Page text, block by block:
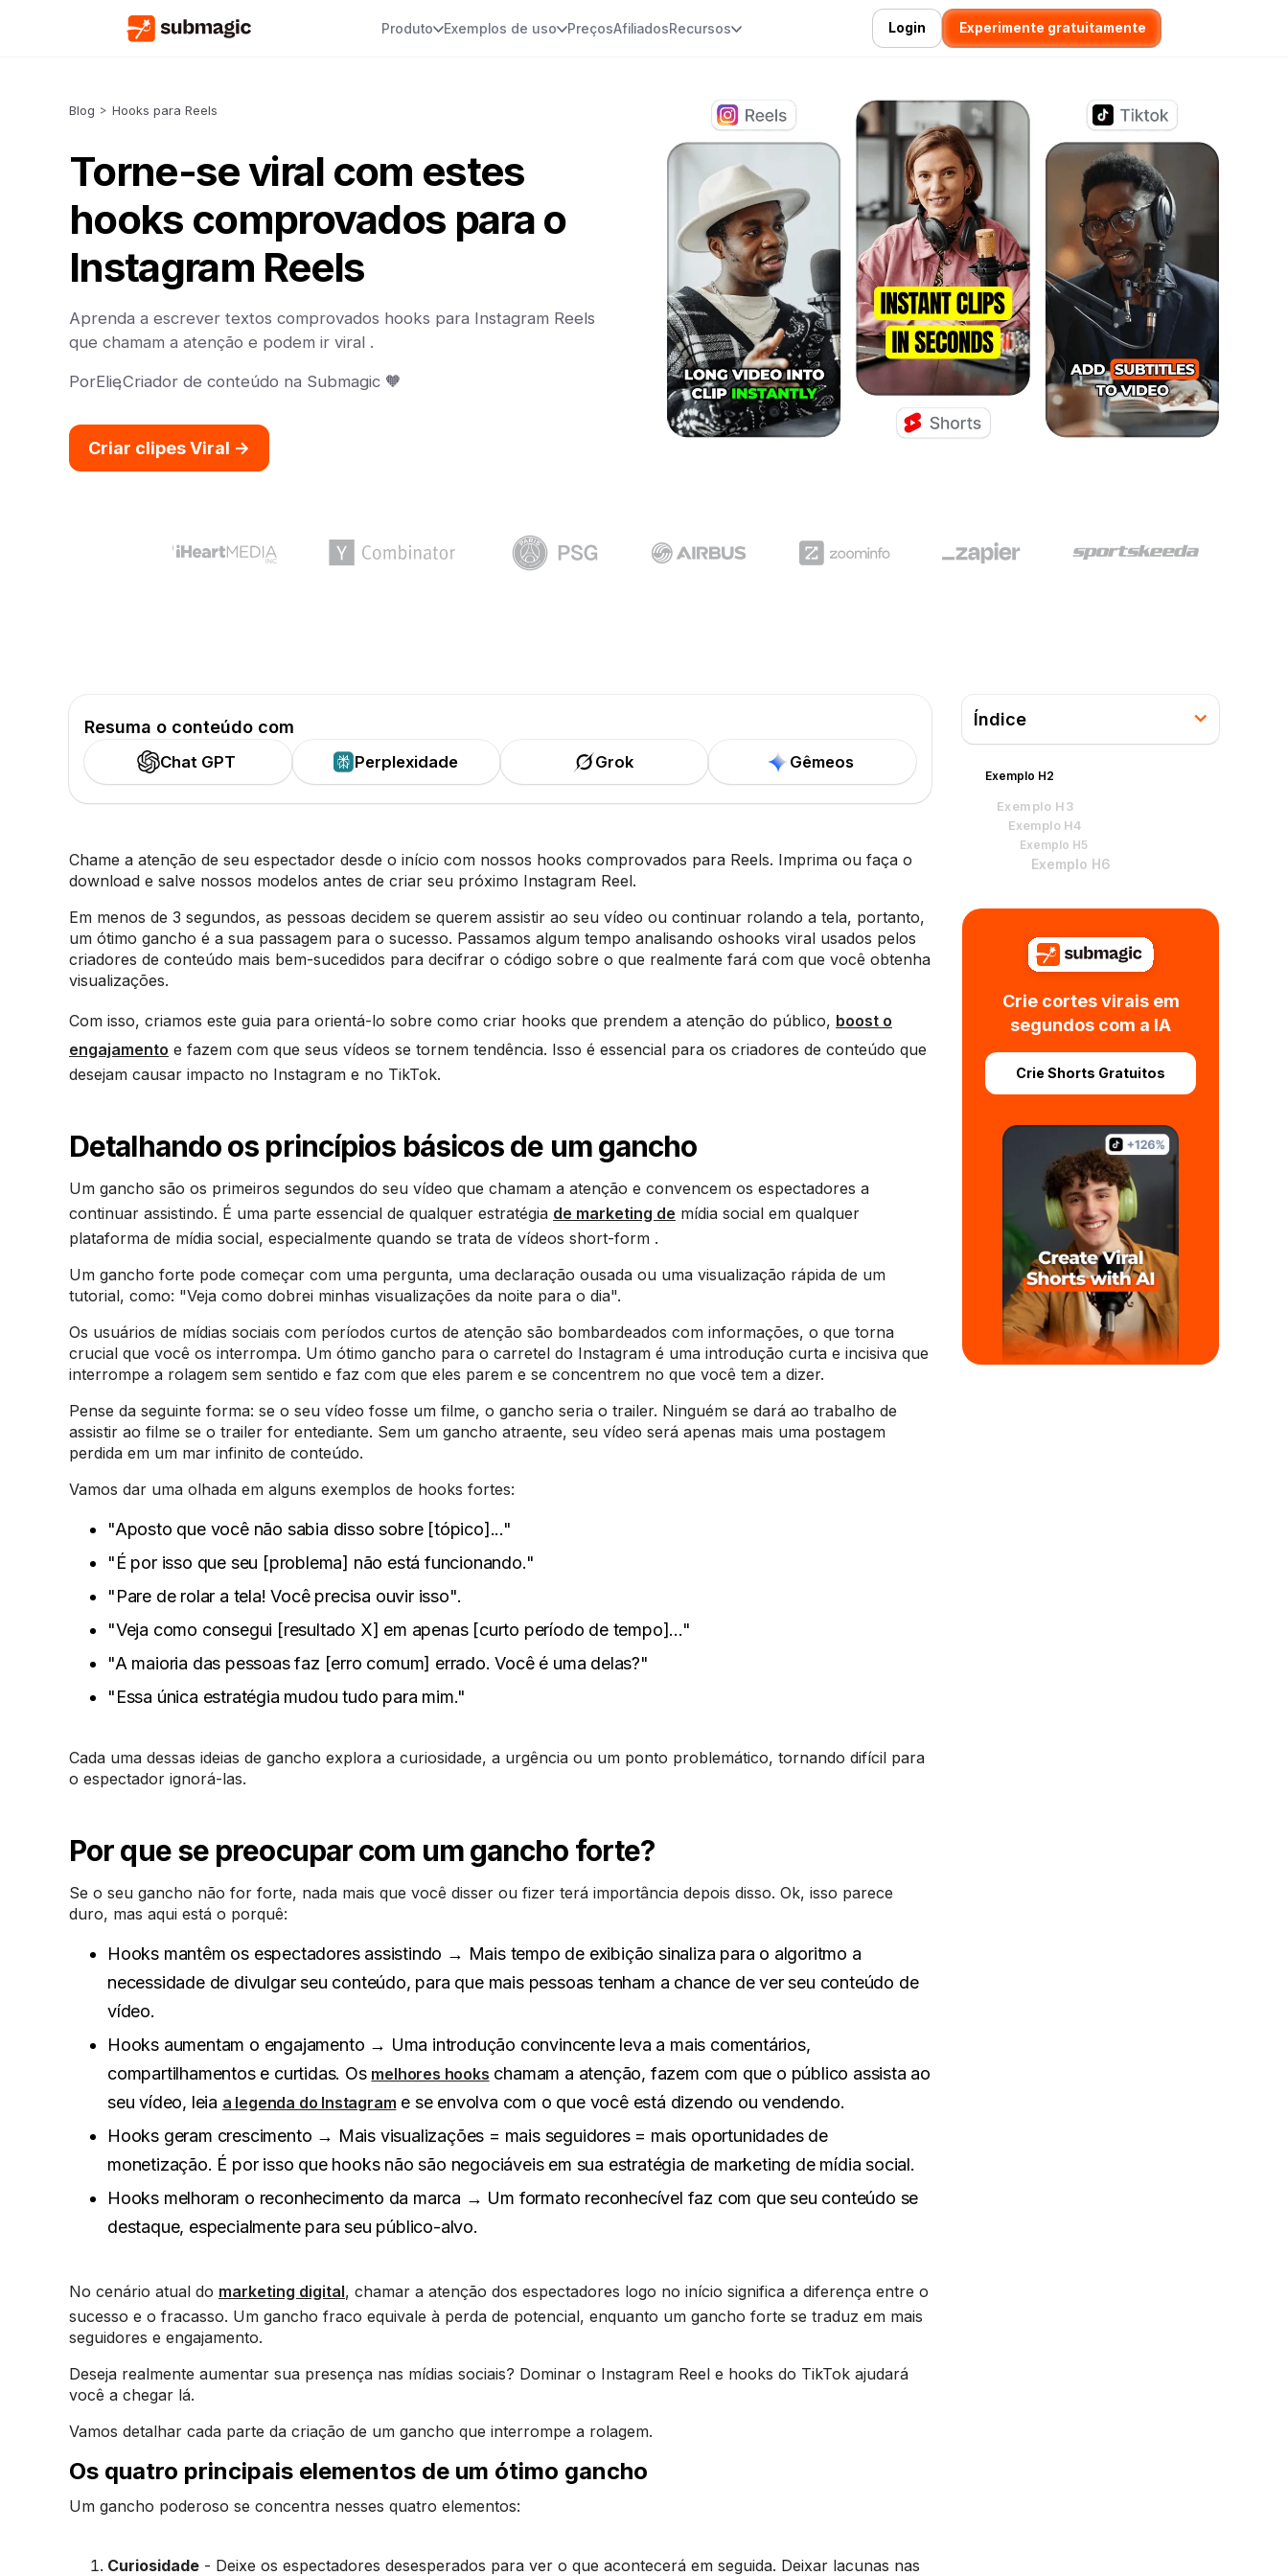
Produto Exemplos de uso PreçosAfiliadosRecursos Login Experimente gratuitamente
Blog > Hooks para Reels
Torne-se viral com estes
hooks comprovados para o
Instagram Reels
Aprenda a escrever textos comprovados hooks para Instagram Reels
que chamam a atenção e podem ir viral .
PorElie,Criador de conteúdo na Submagic 🧡
Criar clipes Viral ->
Resuma o conteúdo com
Chat GPT Perplexidade Grok Gêmeos
Chame a atenção de seu espectador desde o início com nossos hooks comprovados para Reels. Imprima ou faça o
download e salve nossos modelos antes de criar seu próximo Instagram Reel.
Em menos de 3 segundos, as pessoas decidem se querem assistir ao seu vídeo ou continuar rolando a tela, portanto,
um ótimo gancho é a sua passagem para o sucesso. Passamos algum tempo analisando oshooks viral usados pelos
criadores de conteúdo mais bem-sucedidos para decifrar o código sobre o que realmente fará com que você obtenha
visualizações.
Com isso, criamos este guia para orientá-lo sobre como criar hooks que prendem a atenção do público, boost o
engajamento e fazem com que seus vídeos se tornem tendência. Isso é essencial para os criadores de conteúdo que
desejam causar impacto no Instagram e no TikTok.
Detalhando os princípios básicos de um gancho
Um gancho são os primeiros segundos do seu vídeo que chamam a atenção e convencem os espectadores a
continuar assistindo. É uma parte essencial de qualquer estratégia de marketing de mídia social em qualquer
plataforma de mídia social, especialmente quando se trata de vídeos short-form .
Um gancho forte pode começar com uma pergunta, uma declaração ousada ou uma visualização rápida de um
tutorial, como: "Veja como dobrei minhas visualizações da noite para o dia".
Os usuários de mídias sociais com períodos curtos de atenção são bombardeados com informações, o que torna
crucial que você os interrompa. Um ótimo gancho para o carretel do Instagram é uma introdução curta e incisiva que
interrompe a rolagem sem sentido e faz com que eles parem e se concentrem no que você tem a dizer.
Pense da seguinte forma: se o seu vídeo fosse um filme, o gancho seria o trailer. Ninguém se dará ao trabalho de
assistir ao filme se o trailer for entediante. Sem um gancho atraente, seu vídeo será apenas mais uma postagem
perdida em um mar infinito de conteúdo.
Vamos dar uma olhada em alguns exemplos de hooks fortes:
"Aposto que você não sabia disso sobre [tópico]..."
"É por isso que seu [problema] não está funcionando."
"Pare de rolar a tela! Você precisa ouvir isso".
"Veja como consegui [resultado X] em apenas [curto período de tempo]..."
"A maioria das pessoas faz [erro comum] errado. Você é uma delas?"
"Essa única estratégia mudou tudo para mim."
Cada uma dessas ideias de gancho explora a curiosidade, a urgência ou um ponto problemático, tornando difícil para
o espectador ignorá-las.
Por que se preocupar com um gancho forte?
Se o seu gancho não for forte, nada mais que você disser ou fizer terá importância depois disso. Ok, isso parece
duro, mas aqui está o porquê:
Hooks mantêm os espectadores assistindo → Mais tempo de exibição sinaliza para o algoritmo a
necessidade de divulgar seu conteúdo, para que mais pessoas tenham a chance de ver seu conteúdo de
vídeo.
Hooks aumentam o engajamento → Uma introdução convincente leva a mais comentários,
compartilhamentos e curtidas. Os melhores hooks chamam a atenção, fazem com que o público assista ao
seu vídeo, leia a legenda do Instagram e se envolva com o que você está dizendo ou vendendo.
Hooks geram crescimento → Mais visualizações = mais seguidores = mais oportunidades de
monetização. É por isso que hooks não são negociáveis em sua estratégia de marketing de mídia social.
Hooks melhoram o reconhecimento da marca → Um formato reconhecível faz com que seu conteúdo se
destaque, especialmente para seu público-alvo.
No cenário atual do marketing digital, chamar a atenção dos espectadores logo no início significa a diferença entre o
sucesso e o fracasso. Um gancho fraco equivale à perda de potencial, enquanto um gancho forte se traduz em mais
seguidores e engajamento.
Deseja realmente aumentar sua presença nas mídias sociais? Dominar o Instagram Reel e hooks do TikTok ajudará
você a chegar lá.
Vamos detalhar cada parte da criação de um gancho que interrompe a rolagem.
Os quatro principais elementos de um ótimo gancho
Um gancho poderoso se concentra nesses quatro elementos:
Curiosidade - Deixe os espectadores desesperados para ver o que acontecerá em seguida. Deixar lacunas nas
Índice
Exemplo H2
Exemplo H3
Exemplo H4
Exemplo H5
Exemplo H6
Crie cortes virais em
segundos com a IA
Crie Shorts Gratuitos